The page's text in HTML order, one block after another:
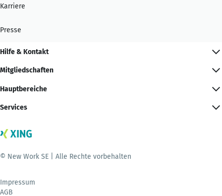
Karriere
Presse
Hilfe & Kontakt
Mitgliedschaften
Hauptbereiche
Services
© New Work SE | Alle Rechte vorbehalten
Impressum
AGB